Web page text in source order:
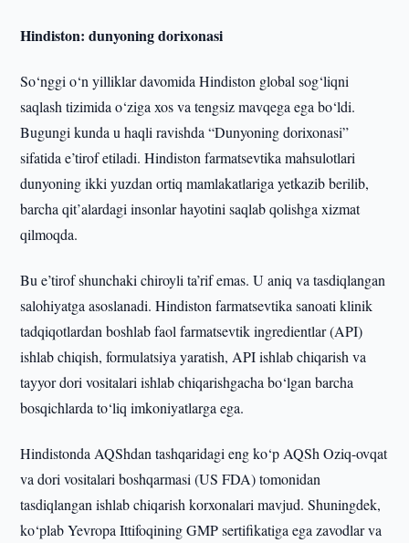
Hindiston: dunyoning dorixonasi
So‘nggi o‘n yilliklar davomida Hindiston global sog‘liqni
saqlash tizimida o‘ziga xos va tengsiz mavqega ega bo‘ldi.
Bugungi kunda u haqli ravishda “Dunyoning dorixonasi”
sifatida e’tirof etiladi. Hindiston farmatsevtika mahsulotlari
dunyoning ikki yuzdan ortiq mamlakatlariga yetkazib berilib,
barcha qit’alardagi insonlar hayotini saqlab qolishga xizmat
qilmoqda.
Bu e’tirof shunchaki chiroyli ta’rif emas. U aniq va tasdiqlangan
salohiyatga asoslanadi. Hindiston farmatsevtika sanoati klinik
tadqiqotlardan boshlab faol farmatsevtik ingredientlar (API)
ishlab chiqish, formulatsiya yaratish, API ishlab chiqarish va
tayyor dori vositalari ishlab chiqarishgacha bo‘lgan barcha
bosqichlarda to‘liq imkoniyatlarga ega.
Hindistonda AQShdan tashqaridagi eng ko‘p AQSh Oziq-ovqat
va dori vositalari boshqarmasi (US FDA) tomonidan
tasdiqlangan ishlab chiqarish korxonalari mavjud. Shuningdek,
ko‘plab Yevropa Ittifoqining GMP sertifikatiga ega zavodlar va